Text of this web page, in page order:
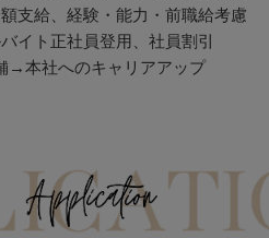
支給、経験・能力・前職給考慮
イト正社員登用、社員割引
→本社へのキャリアアップ